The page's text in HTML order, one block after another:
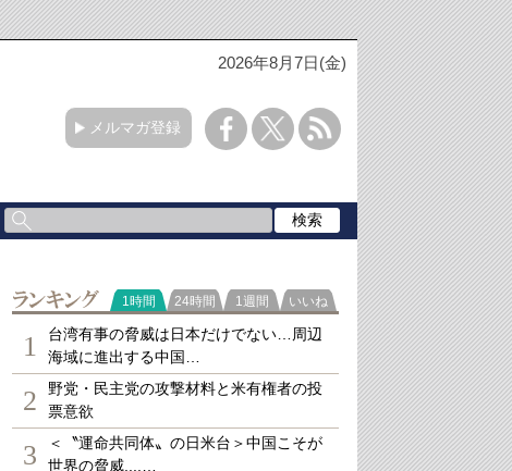
2026年8月7日(金)
メルマガ登録
ランキング
1時間 24時間 1週間 いいね
1
台湾有事の脅威は日本だけでない…周辺
海域に進出する中国…
2
野党・民主党の攻撃材料と米有権者の投
票意欲
3
＜〝運命共同体〟の日米台＞中国こそが
世界の脅威....…